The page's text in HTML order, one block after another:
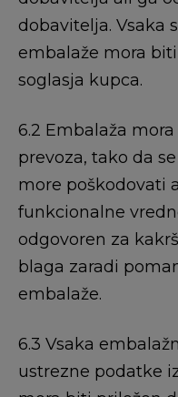
dobavitelja. Vsaka
embalaže mora
soglasja kupca.
6.2 Embalaža
prevoza, tako da
more poškodovati
funkcionalne
odgovoren za
blaga zaradi
embalaže.
6.3 Vsaka
ustrezne podatke